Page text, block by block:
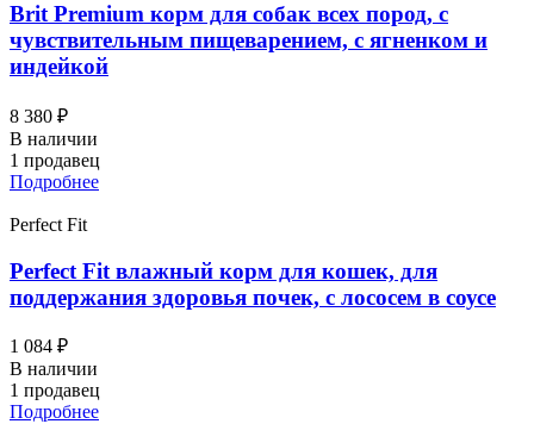
Brit Premium корм для собак всех пород, с
чувствительным пищеварением, с ягненком и
индейкой
8 380 ₽
В наличии
1 продавец
Подробнее
Perfect Fit
Perfect Fit влажный корм для кошек, для
поддержания здоровья почек, с лососем в соусе
1 084 ₽
В наличии
1 продавец
Подробнее